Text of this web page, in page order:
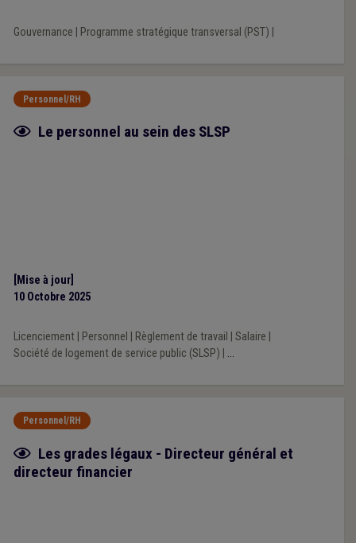
Gouvernance Programme stratégique transversal (PST)
Personnel/RH
Fiche focus
Le personnel au sein des SLSP
[Mise à jour]
10 Octobre 2025
Licenciement| Personnel Règlement de travail Salaire
Société de logement de service public (SLSP)
...
Personnel/RH
Fiche focus
Les grades légaux - Directeur général et
directeur financier